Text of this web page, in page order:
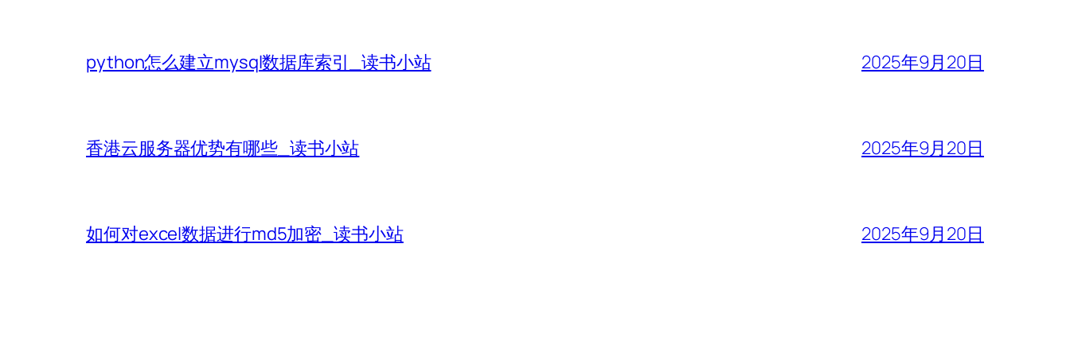
python怎么建立mysql数据库索引_读书小站 2025年9月20日
香港云服务器优势有哪些_读书小站 2025年9月20日
如何对excel数据进行md5加密_读书小站 2025年9月20日